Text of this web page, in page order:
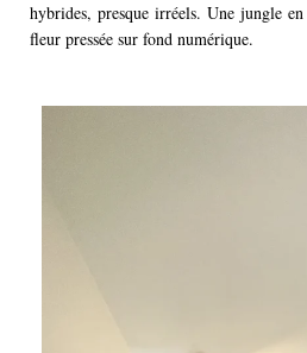
hybrides, presque irréels. Une jungle
fleur pressée sur fond numérique.